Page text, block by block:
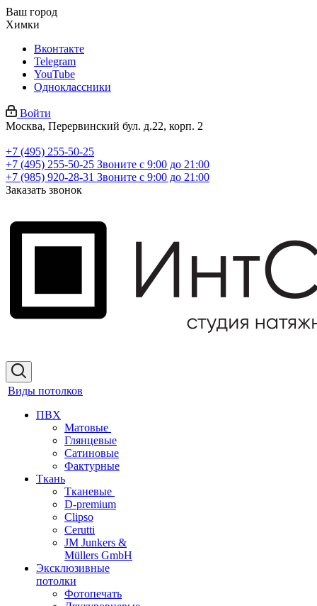
Ваш город
Химки
Вконтакте
Telegram
YouTube
Одноклассники
Войти
Москва, Перервинский бул. д.22, корп. 2
+7 (495) 255-50-25
+7 (495) 255-50-25 Звоните с 9:00 до 21:00
+7 (985) 920-28-31 Звоните с 9:00 до 21:00
Заказать звонок
Виды потолков
ПВХ
Матовые
Глянцевые
Сатиновые
Фактурные
Ткань
Тканевые
D-premium
Clipso
Cerutti
JM Junkers &
Müllers GmbH
Эксклюзивные
потолки
Фотопечать